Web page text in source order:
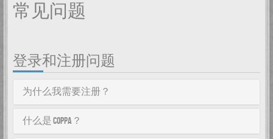
常见问题
登录和注册问题
为什么我需要注册？
什么是 COPPA？